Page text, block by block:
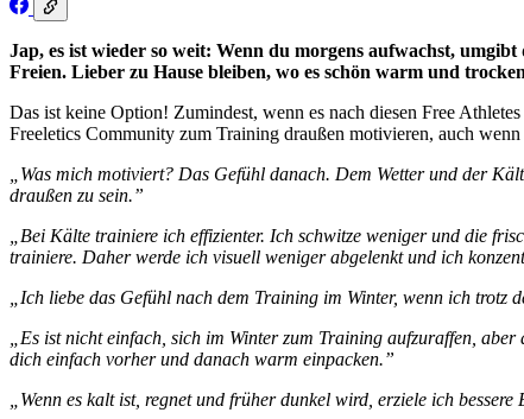
Jap, es ist wieder so weit: Wenn du morgens aufwachst,
Freien. Lieber zu Hause bleiben, wo es schön warm und
Das ist keine Option! Zumindest, wenn es nach diesen Free
Freeletics Community zum Training draußen motivieren, auch
„Was mich motiviert? Das Gefühl danach. Dem Wetter und der
draußen zu sein.”
„Bei Kälte trainiere ich effizienter. Ich schwitze weniger und die
trainiere. Daher werde ich visuell weniger abgelenkt und ich
„Ich liebe das Gefühl nach dem Training im Winter, wenn ich
„Es ist nicht einfach, sich im Winter zum Training aufzuraffen,
dich einfach vorher und danach warm einpacken.”
„Wenn es kalt ist, regnet und früher dunkel wird, erziele ich